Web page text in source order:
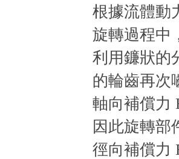
根據流體動
旋轉過程中
利用鐮狀的
的輪齒再次
軸向補償力
因此旋轉部
徑向補償力